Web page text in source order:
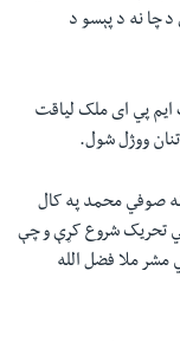
د چا نه د پېسو د
ايم پي ای ملک لياقت
ووژل شول.
صوفي محمد په کال
تحريک شروع کړې و چې
مشر ملا فضل الله